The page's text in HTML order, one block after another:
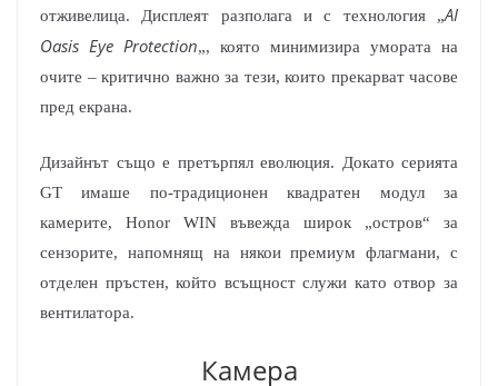
отживелица. Дисплеят разполага и с технология „AI
Oasis Eye Protection„, която минимизира умората на
очите – критично важно за тези, които прекарват часове
пред екрана.
Дизайнът също е претърпял еволюция. Докато серията
GT имаше по-традиционен квадратен модул за
камерите, Honor WIN въвежда широк „остров“ за
сензорите, напомнящ на някои премиум флагмани, с
отделен пръстен, който всъщност служи като отвор за
вентилатора.
Камера